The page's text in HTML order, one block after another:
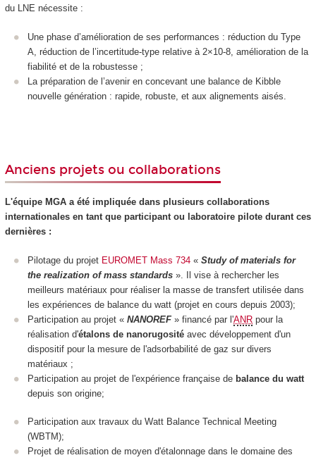
du LNE nécessite :
Une phase d’amélioration de ses performances : réduction du Type
A, réduction de l’incertitude-type relative à 2×10-8, amélioration de la
fiabilité et de la robustesse ;
La préparation de l’avenir en concevant une balance de Kibble
nouvelle génération : rapide, robuste, et aux alignements aisés.
Anciens projets ou collaborations
L'équipe MGA a été impliquée dans plusieurs collaborations
internationales en tant que participant ou laboratoire pilote durant ces
dernières :
Pilotage du projet EUROMET Mass 734 « Study of materials for
the realization of mass standards ». Il vise à rechercher les
meilleurs matériaux pour réaliser la masse de transfert utilisée dans
les expériences de balance du watt (projet en cours depuis 2003);
Participation au projet « NANOREF» financé par l'ANR pour la
réalisation d'étalons de nanorugosité avec développement d'un
dispositif pour la mesure de l'adsorbabilité de gaz sur divers
matériaux ;
Participation au projet de l'expérience française de balance du watt
depuis son origine;
Participation aux travaux du Watt Balance Technical Meeting
(WBTM);
Projet de réalisation de moyen d'étalonnage dans le domaine des